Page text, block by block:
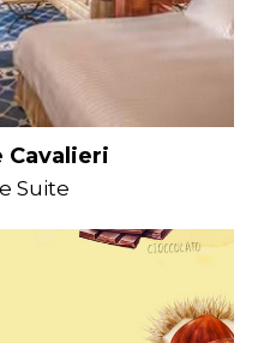
Cavalieri
Suite